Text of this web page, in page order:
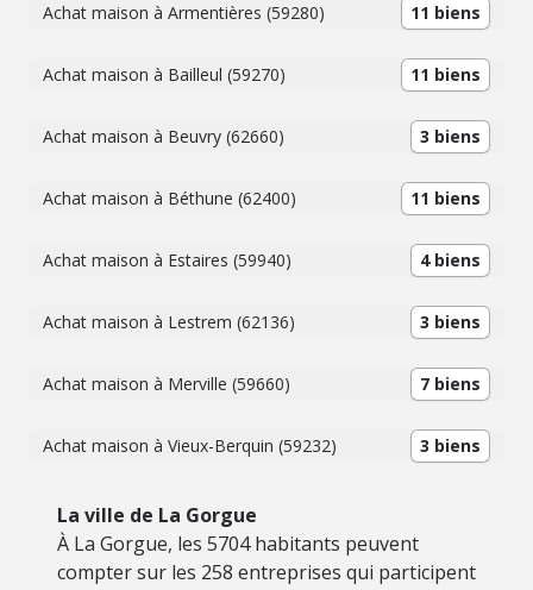
Achat maison à Armentières (59280) 11 biens
Achat maison à Bailleul (59270) 11 biens
Achat maison à Beuvry (62660) 3 biens
Achat maison à Béthune (62400) 11 biens
Achat maison à Estaires (59940) 4 biens
Achat maison à Lestrem (62136) 3 biens
Achat maison à Merville (59660) 7 biens
Achat maison à Vieux-Berquin (59232) 3 biens
La ville de La Gorgue
À La Gorgue, les 5704 habitants peuvent
compter sur les 258 entreprises qui participent